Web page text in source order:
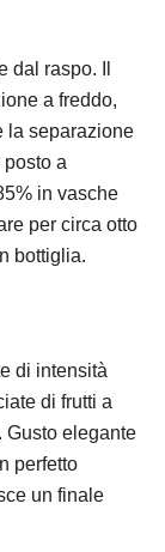
dal raspo. Il
a freddo,
la separazione
a
in vasche
per circa otto
bottiglia.
di intensità
di frutti a
Gusto elegante
perfetto
un finale